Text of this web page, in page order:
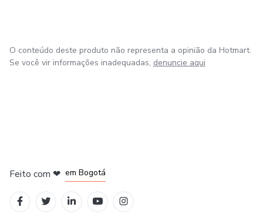
O conteúdo deste produto não representa a opinião da Hotmart.
Se você vir informações inadequadas, denuncie aqui
Feito com ❤ em Bogotá